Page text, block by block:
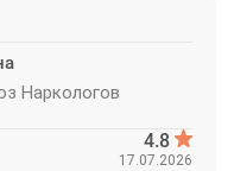
Наркологов
4.8
17.07.2026